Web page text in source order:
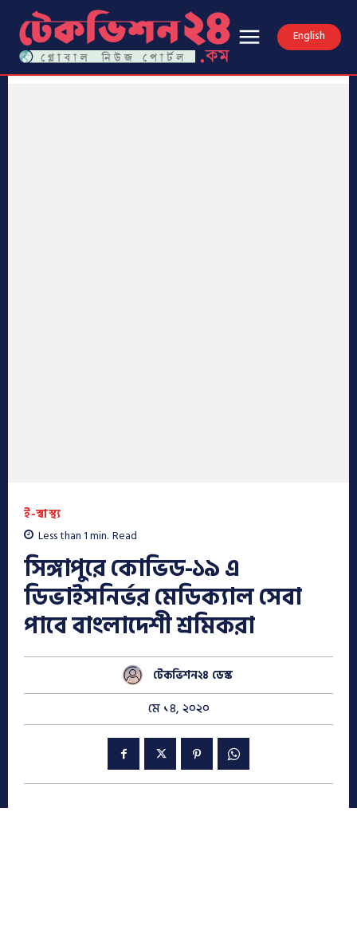
English
ই-স্বাস্থ্য
Less than 1min. Read
সিঙ্গাপুরে কোভিড-১৯ এ
ডিভাইসনির্ভর মেডিক্যাল সেবা
পাবে বাংলাদেশী শ্রমিকরা
টেকভিশন২৪ ডেস্ক
মে ১৪, ২০২০